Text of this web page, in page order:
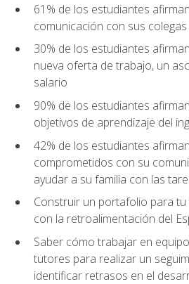
61% de los estudiantes
comunicación con sus colegas
30% de los estudiantes
nueva oferta de trabajo, un
salario
90% de los estudiantes
objetivos de aprendizaje del
42% de los estudiantes
comprometidos con su
ayudar a su familia con las
Construir un portafolio para tu
con la retroalimentación del
Saber cómo trabajar en
tutores para realizar un
identificar retrasos en el